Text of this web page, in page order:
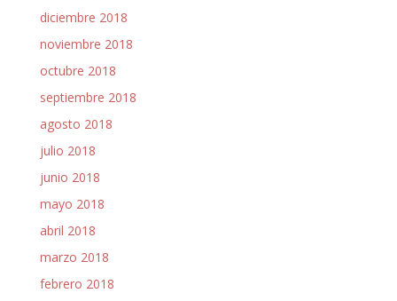
diciembre 2018
noviembre 2018
octubre 2018
septiembre 2018
agosto 2018
julio 2018
junio 2018
mayo 2018
abril 2018
marzo 2018
febrero 2018